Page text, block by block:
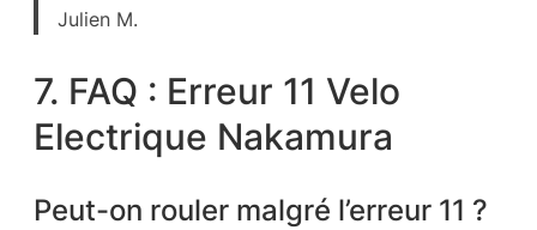
Julien M.
7. FAQ : Erreur 11 Velo
Electrique Nakamura
Peut-on rouler malgré l’erreur 11 ?